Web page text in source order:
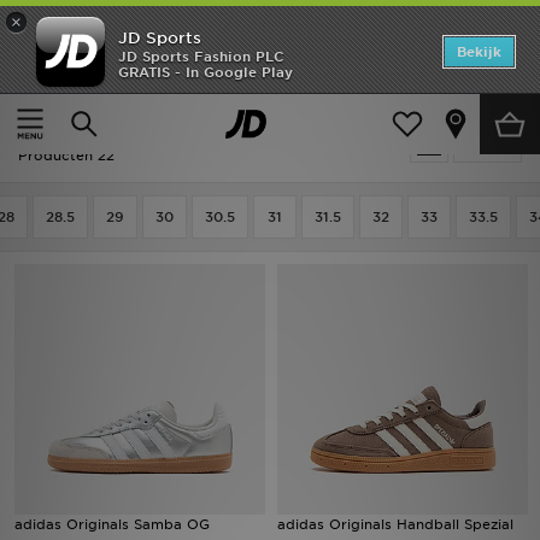
×
JD Sports
JD Sports Fashion PLC
GRATIS - In Google Play
Bekijk
Thuis
Kids Kinderschoenen (Maten 28-35) Alle Sneakers
Kids - Adidas Alle Sneakers
Producten 22
28.5 29 30 30.5 31 31.5 32 33 33.5
adidas Originals Samba OG
adidas Originals Handball Spezial
Home
Offers
New In